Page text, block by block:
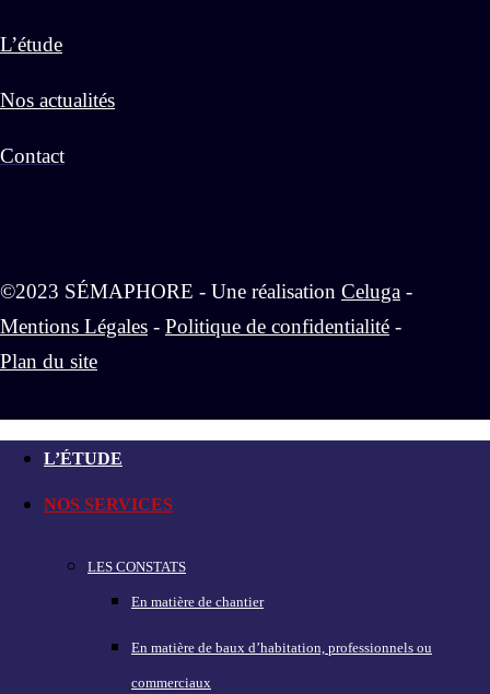
L’étude
Nos actualités
Contact
©2023 SÉMAPHORE - Une réalisation Celuga -
Mentions Légales - Politique de confidentialité -
Plan du site
L’ÉTUDE
NOS SERVICES
LES CONSTATS
En matière de chantier
En matière de baux d’habitation, professionnels ou
commerciaux